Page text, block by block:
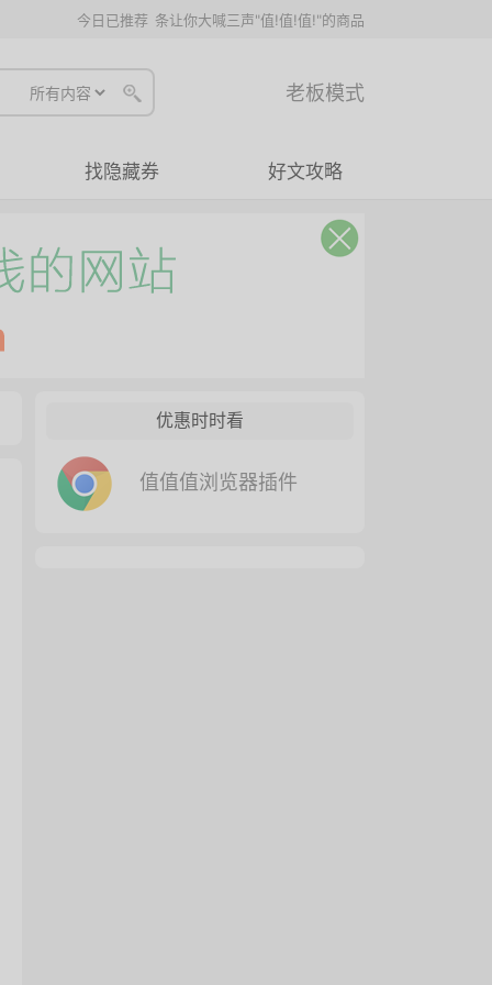
今日已推荐 条让你大喊三声"值!值!值!"的商品
老板模式
找隐藏券 好文攻略
优惠时时看
值值值浏览器插件